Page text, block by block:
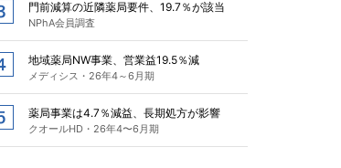
門前減算の近隣薬局要件、19.7％が該当
NPhA会員調査
地域薬局NW事業、営業益19.5％減
メディシス・26年4～6月期
薬局事業は4.7％減益、長期処方が影響
クオールHD・26年4〜6月期